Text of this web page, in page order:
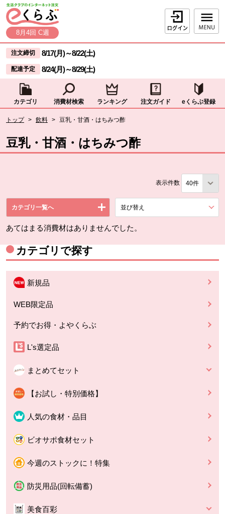
ページの先頭です。
本文へジャンプする。
8月4回 C週
ログイン
ここからサイト内共通メニューです。
サイト内共通メニューをスキップする
注文締切 8/17(月)～8/22(土)
配達予定 8/24(月)～8/29(土)
カテゴリ 消費材検索 ランキング 注文ガイド eくらぶ登録
トップ > 飲料 > 豆乳・甘酒・はちみつ酢
豆乳・甘酒・はちみつ酢
表示件数
カテゴリ一覧へ 並び替え
あてはまる消費材はありませんでした。
カテゴリで探す
新規品
WEB限定品
予約でお得・よやくらぶ
L's選定品
まとめてセット
【お試し・特別価格】
人気の食材・品目
ビオサポ食材セット
今週のストックに！特集
防災用品(回転備蓄)
美食百彩